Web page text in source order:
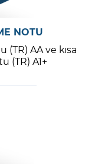
NOTU
AA ve kısa
(TR) A1+